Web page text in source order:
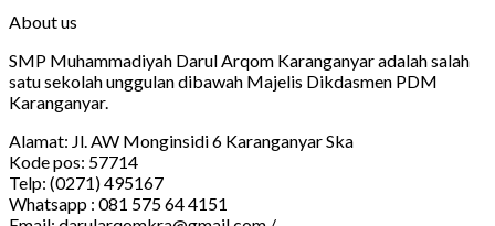
About us
SMP Muhammadiyah Darul Arqom Karanganyar adalah salah
satu sekolah unggulan dibawah Majelis Dikdasmen PDM
Karanganyar.
Alamat: Jl. AW Monginsidi 6 Karanganyar Ska
Kode pos: 57714
Telp: (0271) 495167
Whatsapp : 081 575 64 4151